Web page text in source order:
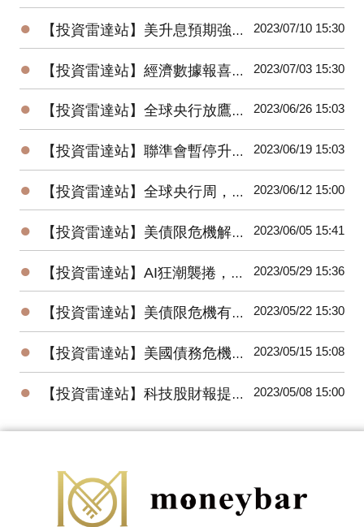
● 【投資雷達站】美升息預期強化，歐美股市盡墨，美債殖利率走揚 2023/07/10 15:30
● 【投資雷達站】經濟數據報喜，美股大漲；升息預期濃，美元、美債殖利率有撐 2023/07/03 15:30
● 【投資雷達站】全球央行放鷹，國際股市漲多回檔，人民幣、日圓、台幣競貶 2023/06/26 15:03
● 【投資雷達站】聯準會暫停升息，美股驚驚漲；中國意外降息，陸股低檔反彈 2023/06/19 15:03
● 【投資雷達站】全球央行周，美、歐、日、台利率決策將牽動全球股債匯市 2023/06/12 15:00
● 【投資雷達站】美債限危機解除，非農數據優預期，6月升息機率降，美股大漲 2023/06/05 15:41
● 【投資雷達站】AI狂潮襲捲，台股、美股創今年高；通膨回升，聯準會6月升息機率走高 2023/05/29 15:36
● 【投資雷達站】美債限危機有解，美股、日股、台股創今年高點，金價回落 2023/05/22 15:30
● 【投資雷達站】美國債務危機逼近，全球股市震盪收黑，美元指數上漲、油金跌 2023/05/15 15:08
● 【投資雷達站】科技股財報提振美股，金價創高回跌、油價低點反彈 2023/05/08 15:00